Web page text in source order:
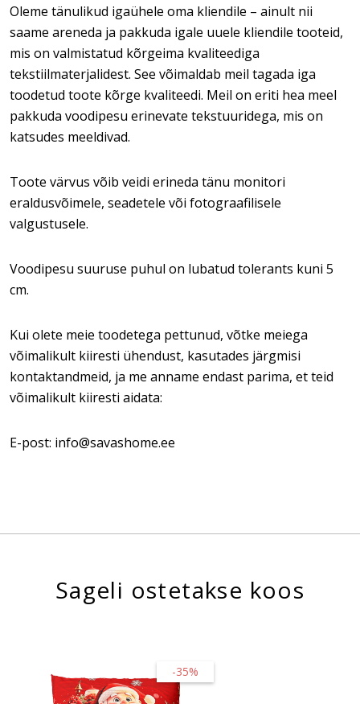
Oleme tänulikud igaühele oma kliendile – ainult nii
saame areneda ja pakkuda igale uuele kliendile tooteid,
mis on valmistatud kõrgeima kvaliteediga
tekstiilmaterjalidest. See võimaldab meil tagada iga
toodetud toote kõrge kvaliteedi. Meil on eriti hea meel
pakkuda voodipesu erinevate tekstuuridega, mis on
katsudes meeldivad.
Toote värvus võib veidi erineda tänu monitori
eraldusvõimele, seadetele või fotograafilisele
valgustusele.
Voodipesu suuruse puhul on lubatud tolerants kuni 5
cm.
Kui olete meie toodetega pettunud, võtke meiega
võimalikult kiiresti ühendust, kasutades järgmisi
kontaktandmeid, ja me anname endast parima, et teid
võimalikult kiiresti aidata:
E-post: info@savashome.ee
Sageli ostetakse koos
-35%